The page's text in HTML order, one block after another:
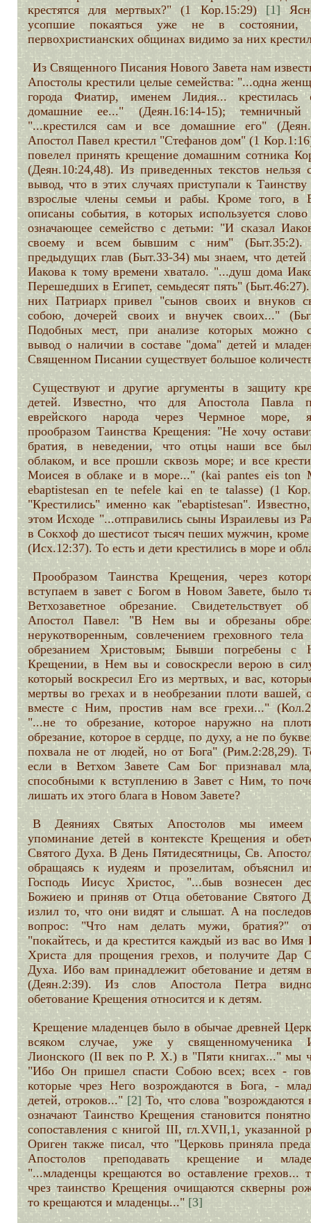
крестятся для мертвых?" (1 Кор.15:29)[1]
усопшие покаяться уже не в
первохристианских общинах видимо за них
Из Священного Писания Нового Завета нам
Апостолы крестили целые семейства: "...одна
города Фиатир, именем Лидия...
домашние ее..." (Деян.16:14-15); темничный
"...крестился сам и все домашние его"
Апостол Павел крестил "Стефанов дом" (1
повелел принять крещение домашним сотника
(Деян.10:24,48). Из приведенных текстов нельзя
вывод, что в этих случаях приступали к Таинству
взрослые члены семьи и рабы. Кроме того, в
описаны события, в которых используется
означающее семейство с детьми: "И сказал
своему и всем бывшим с ним"
предыдущих глав (Быт.33-34) мы знаем, что детей
Иакова к тому времени хватало. "...душ дома
Перешедших в Египет, семьдесят пять"
них Патриарх привел "сынов своих и внуков
собою, дочерей своих и внучек своих..."
Подобных мест, при анализе которых можно
вывод о наличии в составе "дома" детей и
Священном Писании существует большое
Существуют и другие аргументы в защиту
детей. Известно, что для Апостола Павла
еврейского народа через Чермное море,
прообразом Таинства Крещения: "Не хочу
братия, в неведении, что отцы наши все
облаком, и все прошли сквозь море; и все
Моисея в облаке и в море..." (kai pantes eis ton
ebaptistesan en te nefele kai en te talasse) (1
"Крестились" именно как "ebaptistesan".
этом Исходе "...отправились сыны Израилевы из
в Сокхоф до шестисот тысяч пеших мужчин, кроме
(Исх.12:37). То есть и дети крестились в море и
Прообразом Таинства Крещения, через
вступаем в завет с Богом в Новом Завете, было
Ветхозаветное обрезание. Свидетельствует
Апостол Павел: "В Нем вы и обрезаны
нерукотворенным, совлечением греховного тела
обрезанием Христовым; Бывши погребены
Крещении, в Нем вы и совоскресли верою в
который воскресил Его из мертвых, и вас,
мертвы во грехах и в необрезании плоти вашей,
вместе с Ним, простив нам все грехи..."
"...не то обрезание, которое наружно на
обрезание, которое в сердце, по духу, а не по
похвала не от людей, но от Бога" (Рим.2:28,29).
если в Ветхом Завете Сам Бог признавал
способными к вступлению в Завет с Ним, то
лишать их этого блага в Новом Завете?
В Деяниях Святых Апостолов мы имеем
упоминание детей в контексте Крещения и
Святого Духа. В День Пятидесятницы, Св.
обращаясь к иудеям и прозелитам, объяснил
Господь Иисус Христос, "...быв вознесен
Божиею и приняв от Отца обетование Святого
излил то, что они видят и слышат. А на
вопрос: "Что нам делать мужи, братия?"
"покайтесь, и да крестится каждый из вас во Имя
Христа для прощения грехов, и получите Дар
Духа. Ибо вам принадлежит обетование и детям
(Деян.2:39). Из слов Апостола Петра
обетование Крещения относится и к детям.
Крещение младенцев было в обычае древней
всяком случае, уже у священномученика
Лионского (II век по Р. Х.) в "Пяти книгах..." мы
"Ибо Он пришел спасти Собою всех; всех -
которые чрез Него возрождаются в Бога, -
детей, отроков..."[2] То, что слова "возрождаются
означают Таинство Крещения становится
сопоставления с книгой III, гл.XVII,1, указанной
Ориген также писал, что "Церковь приняла
Апостолов преподавать крещение и
"...младенцы крещаются во оставление грехов...
чрез таинство Крещения очищаются скверны
то крещаются и младенцы..." [3]